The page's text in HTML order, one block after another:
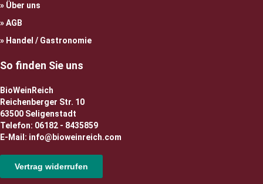
Über uns
AGB
Handel / Gastronomie
So finden Sie uns
BioWeinReich
Reichenberger Str. 10
63500 Seligenstadt
Telefon: 06182 - 8435859
E-Mail: info@bioweinreich.com
Vertrag widerrufen